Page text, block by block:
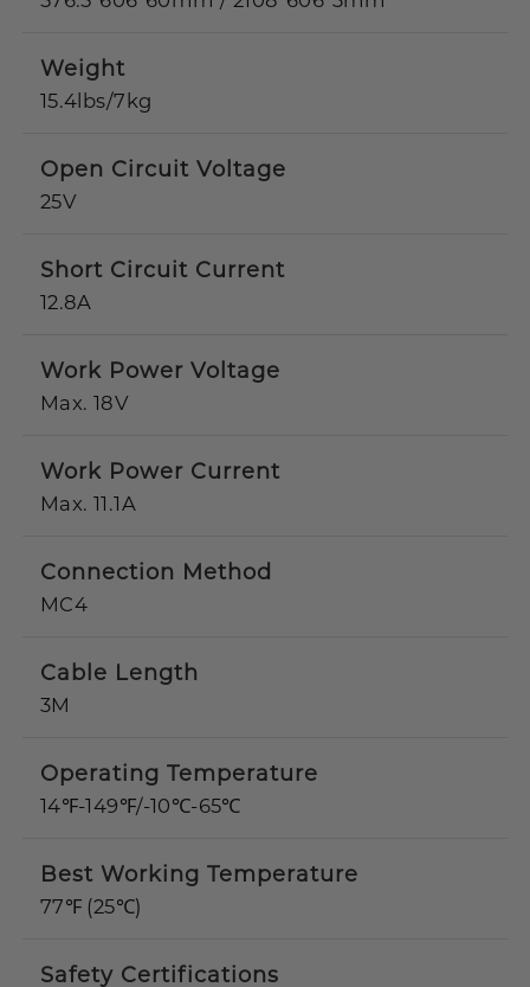
Weight
15.4lbs/7kg
Open Circuit Voltage
25V
Short Circuit Current
12.8A
Work Power Voltage
Max. 18V
Work Power Current
Max. 11.1A
Connection Method
MC4
Cable Length
3M
Operating Temperature
14℉-149℉/-10℃-65℃
Best Working Temperature
77℉ (25℃)
Safety Certifications